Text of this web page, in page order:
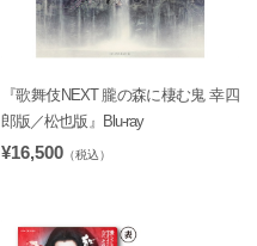
『歌舞伎NEXT 朧の森に棲む鬼 幸四
郎版／松也版』Blu-ray
¥16,500 （税込）